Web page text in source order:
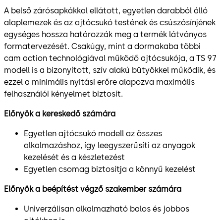
A belső zárósapkákkal ellátott, egyetlen darabból álló
alaplemezek és az ajtócsukó testének és csúszósínjének
egységes hossza határozzák meg a termék látványos
formatervezését. Csakúgy, mint a dormakaba többi
cam action technológiával működő ajtócsukója, a TS 97
modell is a bizonyított, szív alakú bütyökkel működik, és
ezzel a minimális nyitási erőre alapozva maximális
felhasználói kényelmet biztosít.
Előnyök a kereskedő számára
Egyetlen ajtócsukó modell az összes
alkalmazáshoz, így leegyszerűsíti az anyagok
kezelését és a készletezést
Egyetlen csomag biztosítja a könnyű kezelést
Előnyök a beépítést végző szakember számára
Univerzálisan alkalmazható balos és jobbos